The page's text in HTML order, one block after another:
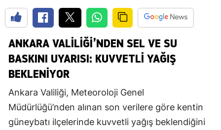
ANKARA VALILIĞI’NDEN SEL VE SU
BASKINI UYARISI: KUVVETLI YAĞIŞ
BEKLENIYOR
Ankara Valiliği, Meteoroloji Genel
Müdürlüğü’nden alınan son verilere göre kentin
güneybatı ilçelerinde kuvvetli yağış beklendiğini